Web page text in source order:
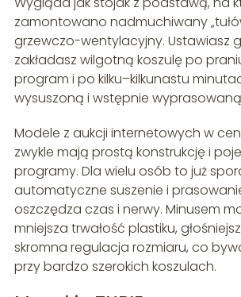
zamontowano nadmuchiwany
grzewczo-wentylacyjny. Ustawiasz
zakładasz wilgotną koszulę po
program i po kilku–kilkunastu
wysuszoną i wstępnie
Modele z aukcji internetowych w
zwykle mają prostą konstrukcję i
programy. Dla wielu osób to już
automatyczne suszenie i
oszczędza czas i nerwy. Minusem
mniejsza trwałość plastiku,
skromna regulacja rozmiaru, co
przy bardzo szerokich koszulach.